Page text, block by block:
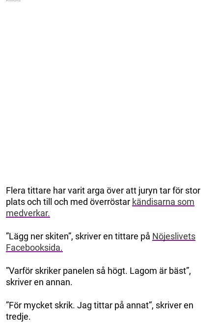
Flera tittare har varit arga över att juryn tar för stor
plats och till och med överröstar kändisarna som
medverkar.
”Lägg ner skiten”, skriver en tittare på Nöjeslivets
Facebooksida.
”Varför skriker panelen så högt. Lagom är bäst”,
skriver en annan.
”För mycket skrik. Jag tittar på annat”, skriver en
tredje.